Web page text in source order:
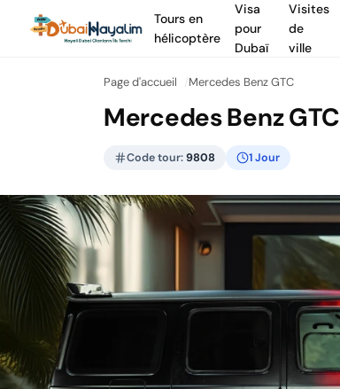
Tours en
hélicoptère
Visa
pour
Dubaï
Visites
de
ville
Page d'accueil Mercedes Benz GTC
Mercedes Benz GTC
Code tour:9808 1 Jour